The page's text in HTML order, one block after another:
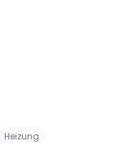
Heizung